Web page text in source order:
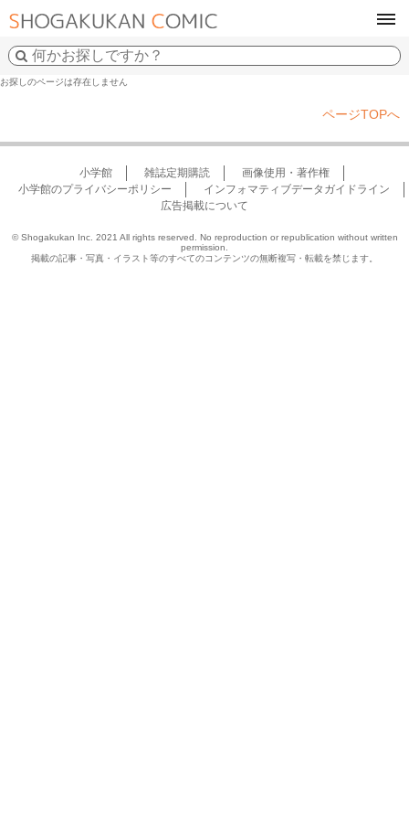
お探しのページは存在しません
ページTOPへ
小学館 雑誌定期購読
画像使用・著作権
小学館のプライバシーポリシー
インフォマティブデータガイドライン
広告掲載について
© Shogakukan Inc. 2021 All rights reserved. No reproduction or republication without written
permission.
掲載の記事・写真・イラスト等のすべてのコンテンツの無断複写・転載を禁じます。